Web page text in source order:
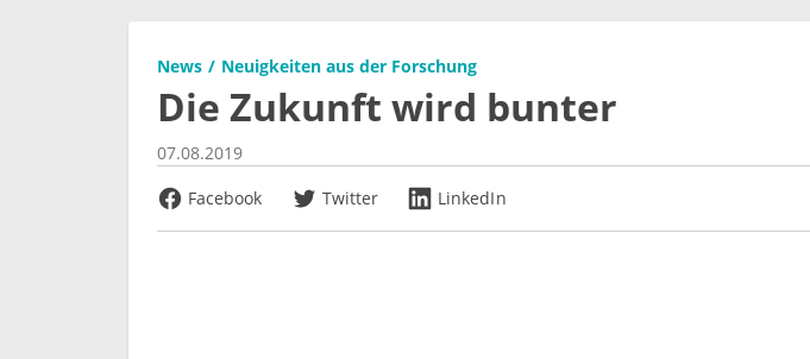
News Neuigkeiten aus der Forschung
Die Zukunft wird bunter
07.08.2019
Facebook
Twitter LinkedIn